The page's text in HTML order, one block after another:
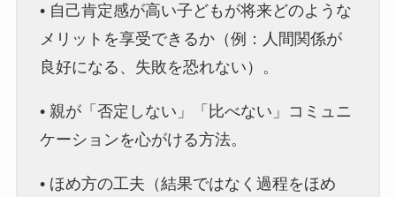
• 自己肯定感が高い子どもが将来どのような
メリットを享受できるか（例：人間関係が
良好になる、失敗を恐れない）。
• 親が「否定しない」「比べない」コミュニ
ケーションを心がける方法。
• ほめ方の工夫（結果ではなく過程をほめ